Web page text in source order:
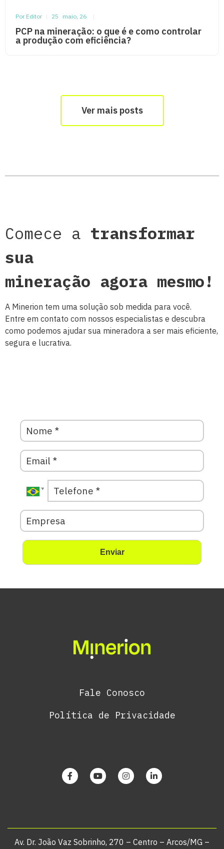
PCP na mineração: o que é e como controlar
a produção com eficiência?
Por Editor | 25 maio, 26 |
Ver mais posts
Comece a transformar
sua
mineração agora mesmo!
A Minerion tem uma solução sob medida para você.
Entre em contato com nossos especialistas e descubra
como podemos ajudar sua mineradora a ser mais eficiente,
segura e lucrativa.
Enviar
Fale Conosco
Política de Privacidade
Av. Dr. João Vaz Sobrinho, 270 – Centro – Arcos/MG –